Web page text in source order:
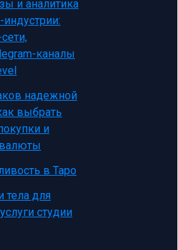
и аналитика
каналы
надежной
выбрать
и
в Таро
тела для
студии